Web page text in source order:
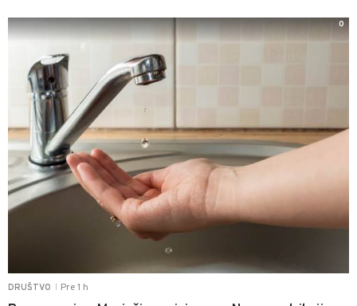
DRUŠTVO Pre 1 h
0